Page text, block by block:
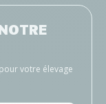
votre élevage